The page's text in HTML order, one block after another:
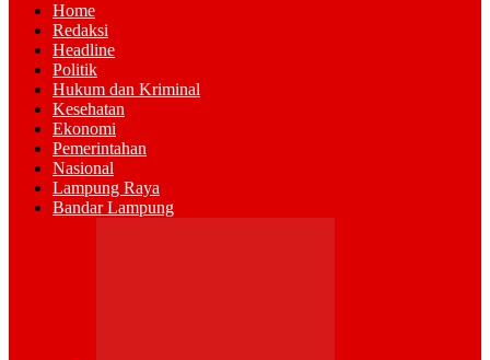
Home
Redaksi
Headline
Politik
Hukum dan Kriminal
Kesehatan
Ekonomi
Pemerintahan
Nasional
Lampung Raya
Bandar Lampung